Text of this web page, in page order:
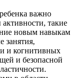
важно
такие
новым навыкам
занятия,
и когнитивных
и безопасной